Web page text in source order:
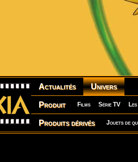
Actualités Univers
Produit Films Série TV
Produits dérivés Jouets de